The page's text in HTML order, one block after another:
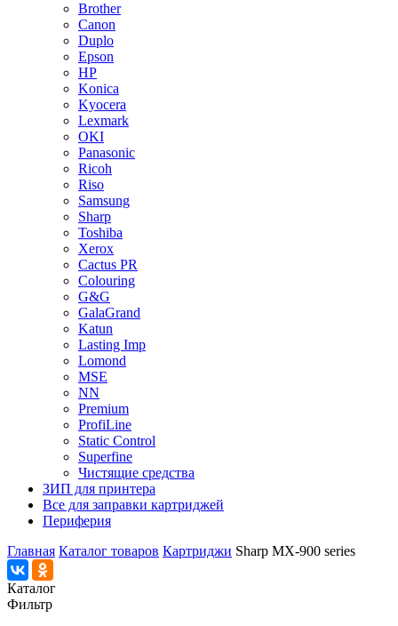
Brother
Canon
Duplo
Epson
HP
Konica
Kyocera
Lexmark
OKI
Panasonic
Ricoh
Riso
Samsung
Sharp
Toshiba
Xerox
Cactus PR
Colouring
G&G
GalaGrand
Katun
Lasting Imp
Lomond
MSE
NN
Premium
ProfiLine
Static Control
Superfine
Чистящие средства
ЗИП для принтера
Все для заправки картриджей
Периферия
Главная Каталог товаров Картриджи Sharp MX-900 series
Каталог
Фильтр